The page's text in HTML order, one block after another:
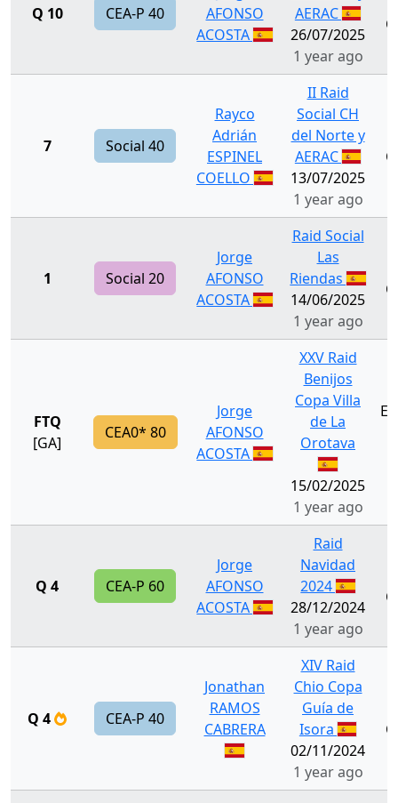
Q 10 CEA-P 40
AFONSO
ACOSTA
AERAC
26/07/2025
1 year ago
7 Social 40
Rayco
Adrián
ESPINEL
COELLO
II Raid
Social CH
del Norte y
AERAC
13/07/2025
1 year ago
1 Social 20
Jorge
AFONSO
ACOSTA
Raid Social
Las
Riendas
14/06/2025
1 year ago
FTQ
[GA]
CEA0* 80
Jorge
AFONSO
ACOSTA
XXV Raid
Benijos
Copa Villa
de La
Orotava
15/02/2025
1 year ago
Q 4 CEA-P 60
Jorge
AFONSO
ACOSTA
Raid
Navidad
2024
28/12/2024
1 year ago
Q 4 CEA-P 40
Jonathan
RAMOS
CABRERA
XIV Raid
Chio Copa
Guía de
Isora
02/11/2024
1 year ago